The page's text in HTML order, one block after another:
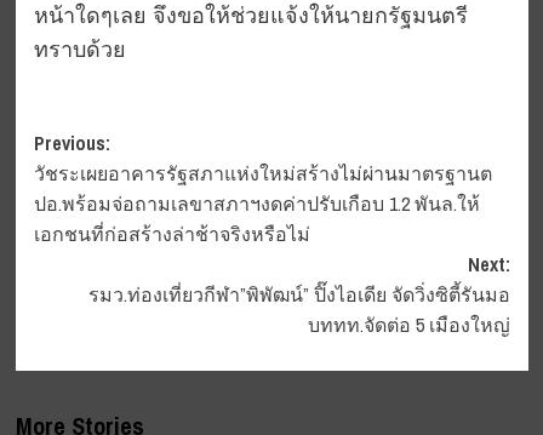
หน้าใดๆเลย จึงขอให้ช่วยแจ้งให้นายกรัฐมนตรี
ทราบด้วย
Post
navigation
Previous:
วัชระเผยอาคารรัฐสภาแห่งใหม่สร้างไม่ผ่านมาตรฐานต
ปอ.พร้อมจ่อถามเลขาสภาฯงดค่าปรับเกือบ 1.2 พันล.ให้
เอกชนที่ก่อสร้างล่าช้าจริงหรือไม่
Next:
รมว.ท่องเที่ยวกีฬา”พิพัฒน์” ปิ๊งไอเดีย จัดวิ่งซิตี้รันมอ
บททท.จัดต่อ 5 เมืองใหญ่
More Stories